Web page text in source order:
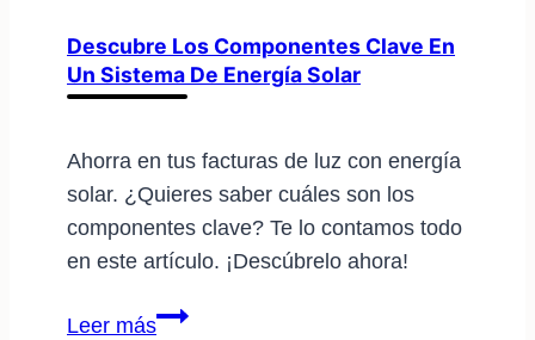
un
sistema
Descubre Los Componentes Clave En
Un Sistema De Energía Solar
Ahorra en tus facturas de luz con energía
solar. ¿Quieres saber cuáles son los
componentes clave? Te lo contamos todo
en este artículo. ¡Descúbrelo ahora!
Leer másDescubre